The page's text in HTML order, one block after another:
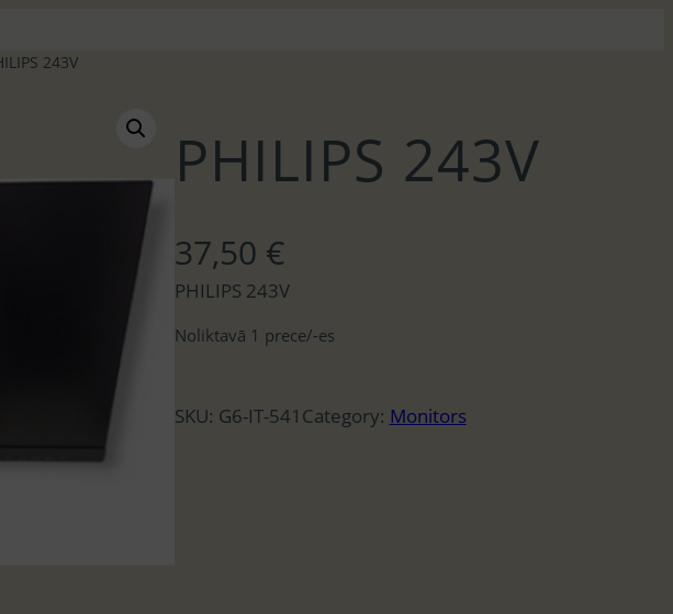
243V
PHILIPS 243V
37,50 €
PHILIPS 243V
Noliktavā 1 prece/-es
SKU: G6-IT-541 Category: Monitors